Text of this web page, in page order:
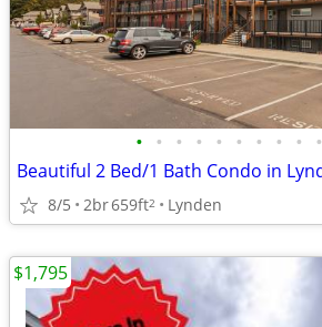
• • • • • • • • • •
8/5 2br659ft2 Lynden
$1,795